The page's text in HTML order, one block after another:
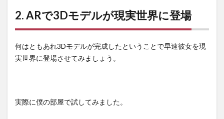
2. ARで3Dモデルが現実世界に登場
何はともあれ3Dモデルが完成したということで早速彼女を現
実世界に登場させてみましょう。
実際に僕の部屋で試してみました。